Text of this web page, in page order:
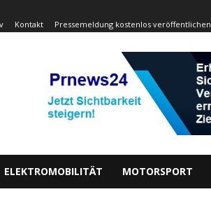
Kontakt Pressemeldung kostenlos veröffentlichen
ELEKTROMOBILITÄT MOTORSPORT